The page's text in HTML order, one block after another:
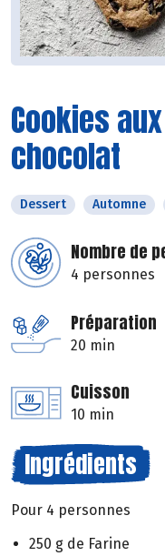
Cookies
chocolat
Dessert Automne
Nombre de
4 personnes
Préparation
20 min
Cuisson
10 min
Ingrédients
Pour 4 personnes
250 g de Farine